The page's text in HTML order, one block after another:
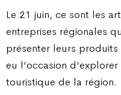
Le 21 juin, ce sont les
entreprises régionales
présenter leurs produits
eu l’occasion
touristique de la région.